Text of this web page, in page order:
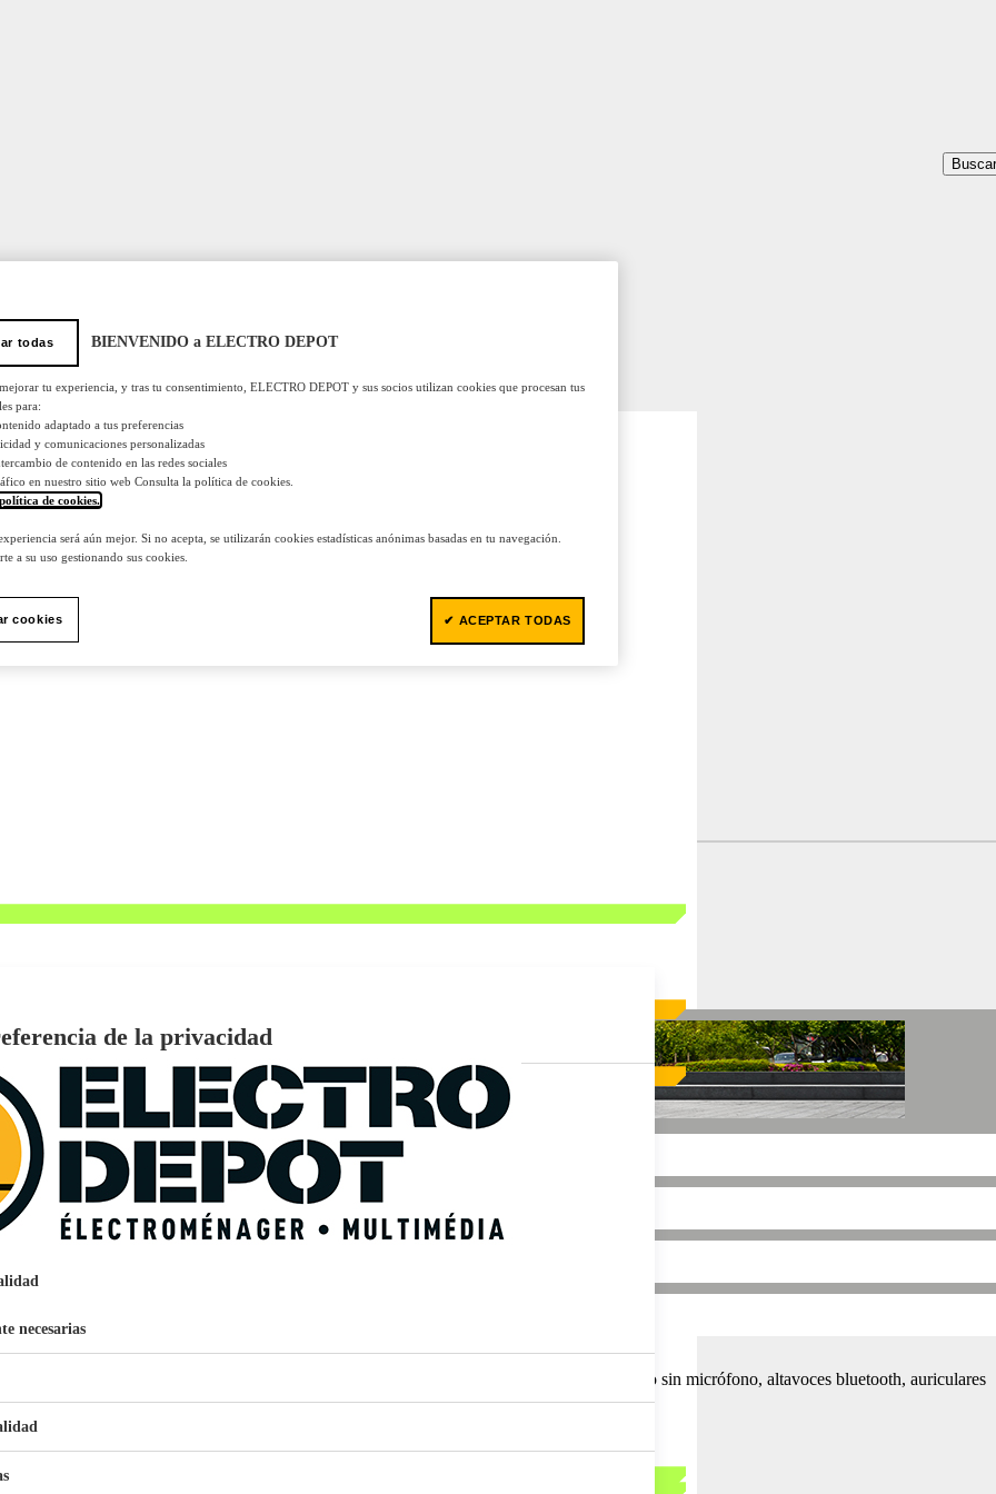
Buscar
para 4-5 personas, VALBERG WF 914 A-10 SD W566C
139€
Pago a
plazos
D, 3 cajones, HIGH ONE
CLIM-A14 3.500 frigorías / 40 m²
Altavoces amplificados
Altavoces bluetooth
¡Llévatelos donde quieras y no dejes de escuchar tu música! Altavoces amplificados con o sin micrófono, altavoces bluetooth, auriculares
te podrás resistir!
todas BIENVENIDO a ELECTRO DEPOT
tu experiencia, y tras tu consentimiento, ELECTRO DEPOT y sus socios utilizan cookies que procesan tus
para:
adaptado a tus preferencias
y comunicaciones personalizadas
de contenido en las redes sociales
en nuestro sitio web Consulta la política de cookies.
de cookies.
será aún mejor. Si no acepta, se utilizarán cookies estadísticas anónimas basadas en tu navegación.
a su uso gestionando sus cookies.
cookies ✔ ACEPTAR TODAS
de la privacidad
necesarias